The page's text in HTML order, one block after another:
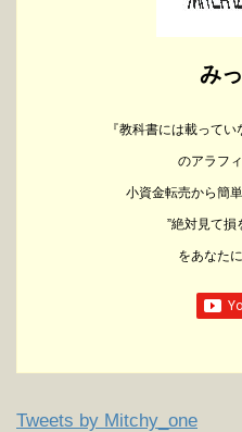
み
『教科書には載ってい
のアラフ
小資金転売から簡
”絶対見て損
をあなた
Tweets by Mitchy_one